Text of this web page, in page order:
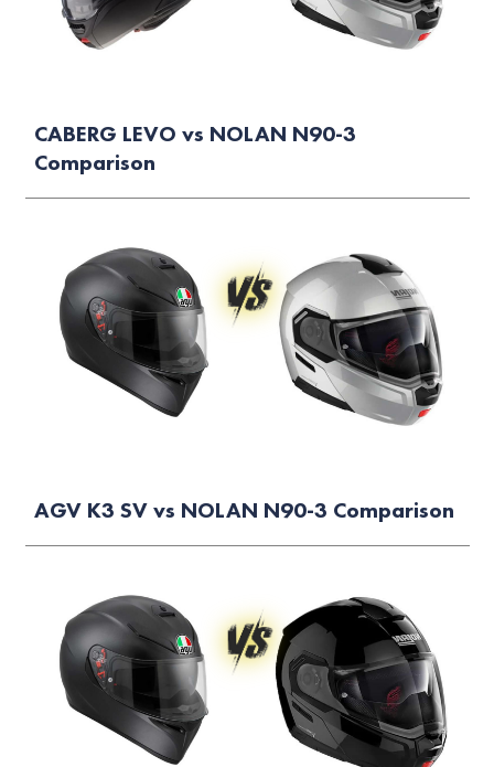
CABERG LEVO vs NOLAN N90-3
Comparison
AGV K3 SV vs NOLAN N90-3 Comparison